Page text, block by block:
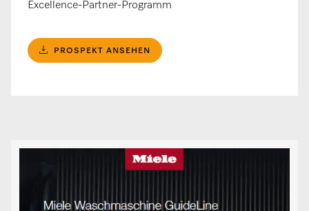
Excellence-Partner-Programm
PROSPEKT ANSEHEN